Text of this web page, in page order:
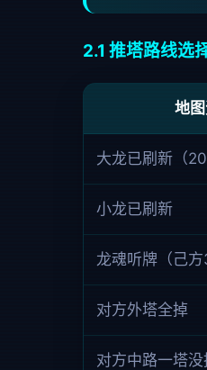
2.1 推塔路线选
地
大龙已刷新（20
小龙已刷新
龙魂听牌（己方
对方外塔全掉
对方中路一塔没